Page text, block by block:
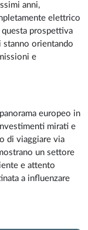
anni,
elettrico
questa prospettiva
stanno orientando
e
europeo in
mirati e
di viaggiare via
un settore
e attento
a influenzare